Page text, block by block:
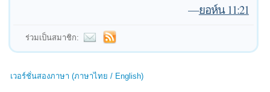
—ยอห์น 11:21
ร่วมเป็นสมาชิก:
เวอร์ชั่นสองภาษา (ภาษาไทย / English)